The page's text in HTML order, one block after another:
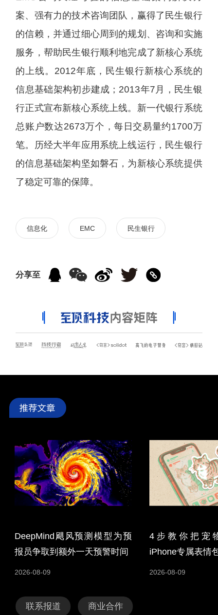
案、强有力的技术咨询团队，赢得了民生银行
的信赖，并通过细心周到的规划、咨询和实施
服务，帮助民生银行顺利地完成了新核心系统
的上线。2012年底，民生银行新核心系统的
信息基础架构初步建成；2013年7月，民生银
行正式宣布新核心系统上线。新一代银行系统
总账户数达2673万个，每日交易量约1700万
笔。历经大半年应用系统上线运行，民生银行
的信息基础架构坚如磐石，为新核心系统提供
了稳定可靠的保障。
信息化 EMC 民生银行
分享至
DeepMind飓风预测模型为预
报员争取到额外一天预警时间
2026-08-09
4步教你把宠
iPhone专属表情
2026-08-09
联系报道 商业合作